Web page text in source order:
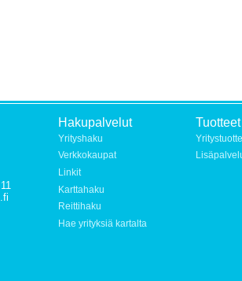
Hakupalvelut
Yrityshaku
Verkkokaupat
Linkit
Karttahaku
Reittihaku
Hae yrityksiä kartalta